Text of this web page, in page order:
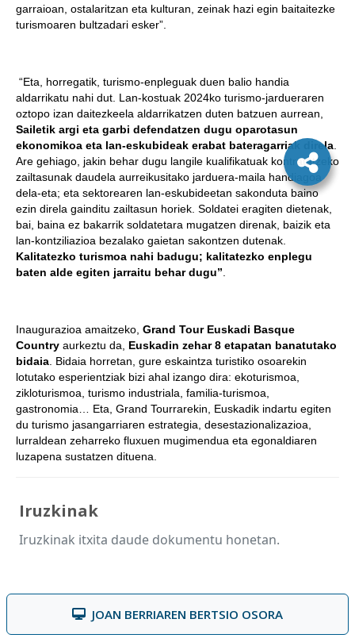
garraioan, ostalaritzan eta kulturan, zeinak hazi egin baitaitezke
turismoaren bultzadari esker”.
“Eta, horregatik, turismo-enpleguak duen balio handia
aldarrikatu nahi dut. Lan-kostuak 2024ko turismo-jardueraren
oztopo izan daitezkeela aldarrikatzen duten batzuen aurrean,
Sailetik argi eta garbi defendatzen dugu oparotasun
ekonomikoa eta lan-eskubideak erabat bateragarriak direla
Are gehiago, jakin behar dugu langile kualifikatuak kontratatzeko
zailtasunak daudela aurreikusitako jarduera-maila handiagoa
dela-eta; eta sektorearen lan-eskubideetan sakonduta baino
ezin direla gainditu zailtasun horiek. Soldatei eragiten dietenak,
bai, baina ez bakarrik soldatetara mugatzen direnak, baizik eta
lan-kontziliazioa bezalako gaietan sakontzen dutenak.
Kalitatezko turismoa nahi badugu; kalitatezko enplegu
baten alde egiten jarraitu behar dugu”
Inaugurazioa amaitzeko, Grand Tour Euskadi Basque
Country aurkeztu da, Euskadin zehar 8 etapatan banatutako
bidaia . Bidaia horretan, gure eskaintza turistiko osoarekin
lotutako esperientziak bizi ahal izango dira: ekoturismoa,
zikloturismoa, turismo industriala, familia-turismoa,
gastronomia… Eta, Grand Tourrarekin, Euskadik indartu egiten
du turismo jasangarriaren estrategia, desestazionalizazioa,
lurraldean zeharreko fluxuen mugimendua eta egonaldiaren
luzapena sustatzen dituena.
Iruzkinak
Iruzkinak itxita daude dokumentu honetan.
JOAN BERRIAREN BERTSIO OSORA